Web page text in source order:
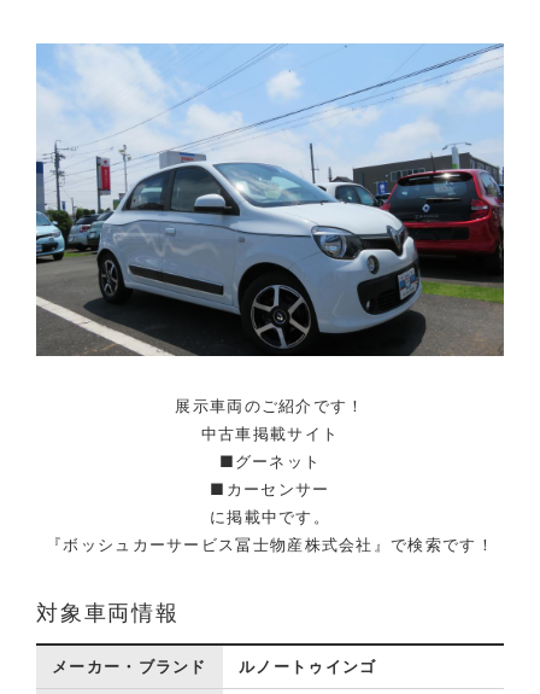
展示車両のご紹介です！
中古車掲載サイト
■グーネット
■カーセンサー
に掲載中です。
『ボッシュカーサービス冨士物産株式会社』で検索です！
対象車両情報
メーカー・ブランド ルノートゥインゴ